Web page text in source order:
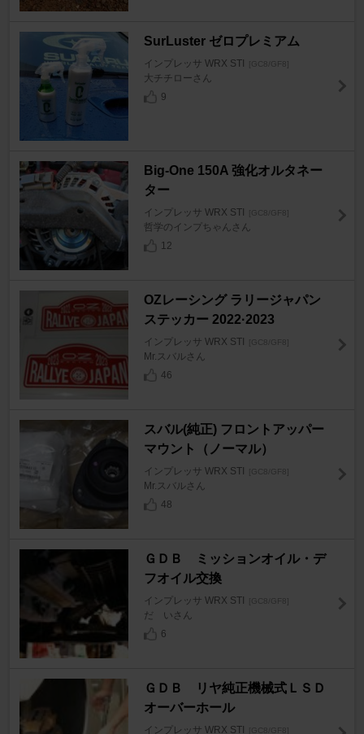
SurLuster ゼロプレミアム
インプレッサ WRX STI [GC8/GF8]
大チチローさん
9
Big-One 150A 強化オルタネー
ター
インプレッサ WRX STI [GC8/GF8]
哲学のインプちゃんさん
12
OZレーシング ラリージャパン
ステッカー 2022·2023
インプレッサ WRX STI [GC8/GF8]
Mr.スバルさん
46
スバル(純正) フロントアッパー
マウント（ノーマル）
インプレッサ WRX STI [GC8/GF8]
Mr.スバルさん
48
ＧＤＢ ミッションオイル・デ
フオイル交換
インプレッサ WRX STI [GC8/GF8]
だ いさん
6
ＧＤＢ リヤ純正機械式ＬＳＤ
オーバーホール
インプレッサ WRX STI [GC8/GF8]